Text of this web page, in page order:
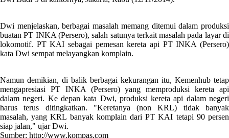
Dwi menjelaskan, berbagai masalah memang ditemui dalam produksi
buatan PT INKA (Persero), salah satunya terkait masalah pada layar di
lokomotif. PT KAI sebagai pemesan kereta api PT INKA (Persero)
kata Dwi sempat melayangkan komplain.
Namun demikian, di balik berbagai kekurangan itu, Kemenhub tetap
mengapresiasi PT INKA (Persero) yang memproduksi kereta api
dalam negeri. Ke depan kata Dwi, produksi kereta api dalam negeri
harus terus ditingkatkan. "Keretanya (non KRL) tidak banyak
masalah, yang KRL banyak komplain dari PT KAI tetapi 90 persen
siap jalan," ujar Dwi.
Sumber: http://www.kompas.com